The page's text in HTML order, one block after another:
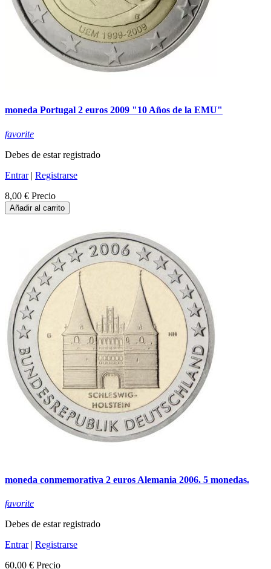
moneda Portugal 2 euros 2009 "10 Años de la EMU"
favorite
Debes de estar registrado
Entrar| Registrarse
8,00 € Precio
Añadir al carrito
moneda conmemorativa 2 euros Alemania 2006. 5 monedas.
favorite
Debes de estar registrado
Entrar| Registrarse
60,00 € Precio